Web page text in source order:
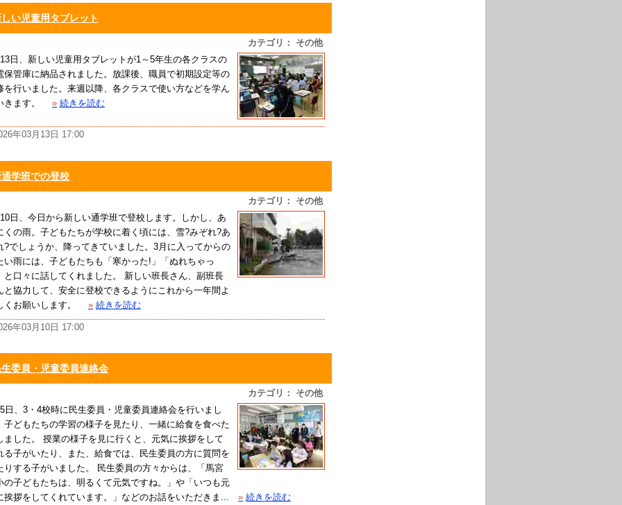
い児童用タブレット
カテゴリ： その他
日、新しい児童用タブレットが1～5年生の各クラスの
保管庫に納品されました。放課後、職員で初期設定等の
を行いました。来週以降、各クラスで使い方などを学ん
きます。
» 続きを読む
年03月13日 17:00
学班での登校
カテゴリ： その他
日、今日から新しい通学班で登校します。しかし、あ
くの雨。子どもたちが学校に着く頃には、雪?みぞれ?あ
?でしょうか、降ってきていました。3月に入ってからの
い雨には、子どもたちも「寒かった!」「ぬれちゃっ
と口々に話してくれました。 新しい班長さん、副班長
と協力して、安全に登校できるようにこれから一年間よ
くお願いします。
» 続きを読む
年03月10日 17:00
委員・児童委員連絡会
カテゴリ： その他
日、3・4校時に民生委員・児童委員連絡会を行いまし
子どもたちの学習の様子を見たり、一緒に給食を食べた
ました。 授業の様子を見に行くと、元気に挨拶をして
る子がいたり、また、給食では、民生委員の方に質問を
りする子がいました。 民生委員の方々からは、「馬宮
の子どもたちは、明るくて元気ですね。」や「いつも元
挨拶をしてくれています。」などのお話をいただきま...
» 続きを読む